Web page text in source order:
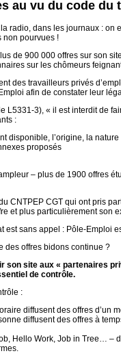
au vu du code du
radio, dans les journaux :
non pourvues !
de 900 000 offres sur son
sur les chômeurs
des travailleurs privés
afin de constater leur
L5331-3), « il est interdit de
:
disponible, l’origine, la
proposés
– plus de 1900 offres
CNTPEP CGT qui ont pris
et plus particulièrement son
est sans appel : Pôle-Emploi
des offres bidons continue ?
son site aux « partenaires
de contrôle.
:
diffusent des offres d’un
diffusent des offres à
Hello Work, Job in Tree… –